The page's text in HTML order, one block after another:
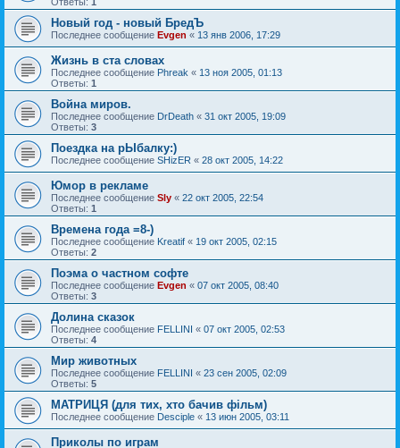
Новый год - новый БредЪ
Последнее сообщение Evgen « 13 янв 2006, 17:29
Жизнь в ста словах
Последнее сообщение Phreak « 13 ноя 2005, 01:13
Ответы: 1
Война миров.
Последнее сообщение DrDeath « 31 окт 2005, 19:09
Ответы: 3
Поездка на рЫбалку:)
Последнее сообщение SHizER « 28 окт 2005, 14:22
Юмор в рекламе
Последнее сообщение Sly « 22 окт 2005, 22:54
Ответы: 1
Времена года =8-)
Последнее сообщение Kreatif « 19 окт 2005, 02:15
Ответы: 2
Поэма о частном софте
Последнее сообщение Evgen « 07 окт 2005, 08:40
Ответы: 3
Долина сказок
Последнее сообщение FELLINI « 07 окт 2005, 02:53
Ответы: 4
Мир животных
Последнее сообщение FELLINI « 23 сен 2005, 02:09
Ответы: 5
МАТРИЦЯ (для тих, хто бачив фільм)
Последнее сообщение Desciple « 13 июн 2005, 03:11
Приколы по играм